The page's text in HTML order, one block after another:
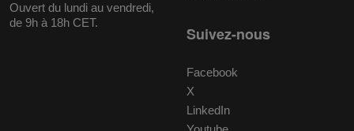
Ouvert du lundi au vendredi,
de 9h à 18h CET.
Suivez-nous
Facebook
X
LinkedIn